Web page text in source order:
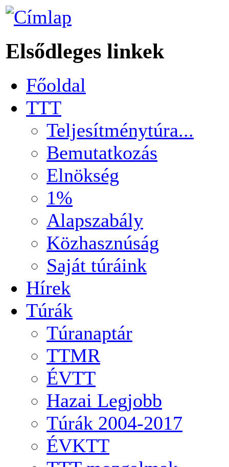
Elsődleges linkek
Főoldal
TTT
Teljesítménytúra...
Bemutatkozás
Elnökség
1%
Alapszabály
Közhasznúság
Saját túráink
Hírek
Túrák
Túranaptár
TTMR
ÉVTT
Hazai Legjobb
Túrák 2004-2017
ÉVKTT